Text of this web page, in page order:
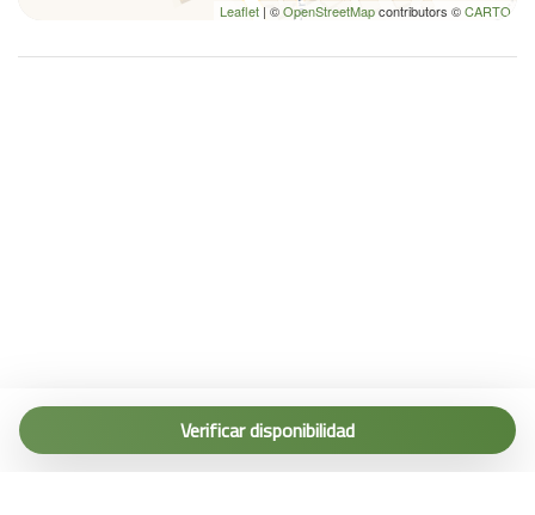
Leaflet | ©OpenStreetMapcontributors ©CARTO
Verificar disponibilidad
Tel. (+39) 0187 1560067
info@terremarine.it
Scrivici su WhatsApp